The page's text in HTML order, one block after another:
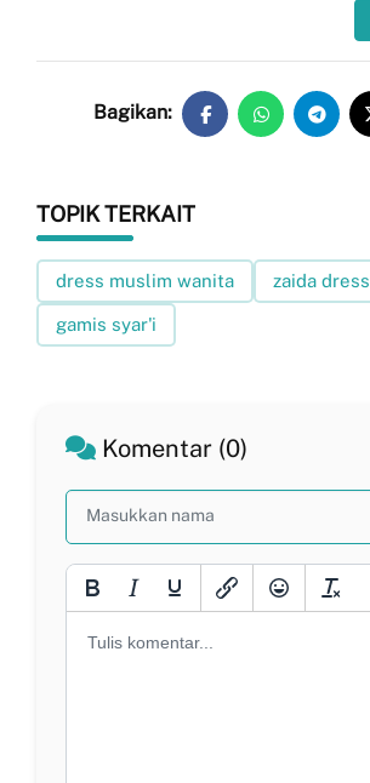
Bagikan:
TOPIK TERKAIT
dress muslim wanita zaida dress
gamis syar'i
Komentar (0)